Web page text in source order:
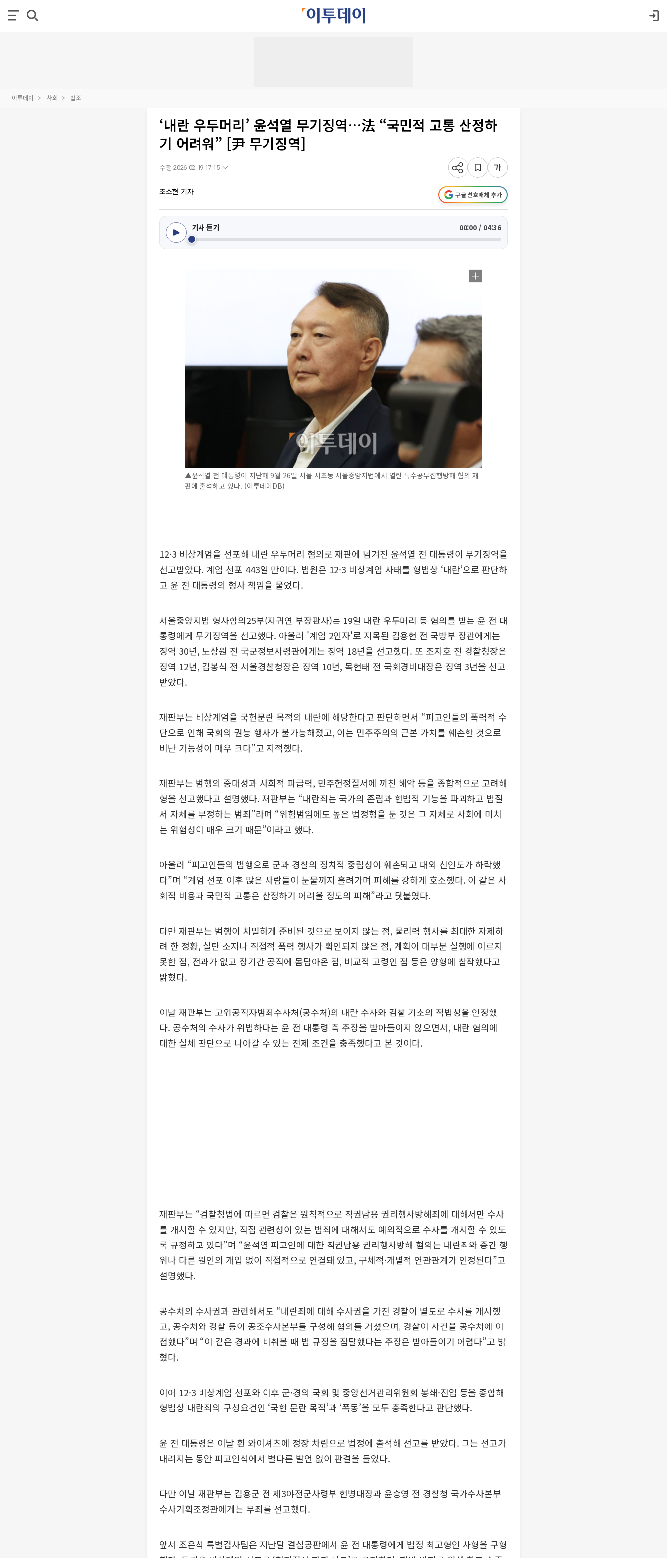
이투데이 사회 법조
‘내란 우두머리’ 윤석열 무기징역…法 “국민적 고통 산정하
기 어려워” [尹 무기징역]
수정 2026-02-19 17:15
조소현 기자 구글 선호매체 추가
기사 듣기 00:00 / 04:36
▲윤석열 전 대통령이 지난해 9월 26일 서울 서초동 서울중앙지법에서 열린 특수공무집행방해 혐의 재
판에 출석하고 있다. (이투데이DB)
12·3 비상계엄을 선포해 내란 우두머리 혐의로 재판에 넘겨진 윤석열 전 대통령이 무기징역을
선고받았다. 계엄 선포 443일 만이다. 법원은 12·3 비상계엄 사태를 형법상 ‘내란’으로 판단하
고 윤 전 대통령의 형사 책임을 물었다.
서울중앙지법 형사합의25부(지귀연 부장판사)는 19일 내란 우두머리 등 혐의를 받는 윤 전 대
통령에게 무기징역을 선고했다. 아울러 '계엄 2인자'로 지목된 김용현 전 국방부 장관에게는
징역 30년, 노상원 전 국군정보사령관에게는 징역 18년을 선고했다. 또 조지호 전 경찰청장은
징역 12년, 김봉식 전 서울경찰청장은 징역 10년, 목현태 전 국회경비대장은 징역 3년을 선고
받았다.
재판부는 비상계엄을 국헌문란 목적의 내란에 해당한다고 판단하면서 “피고인들의 폭력적 수
단으로 인해 국회의 권능 행사가 불가능해졌고, 이는 민주주의의 근본 가치를 훼손한 것으로
비난 가능성이 매우 크다”고 지적했다.
재판부는 범행의 중대성과 사회적 파급력, 민주헌정질서에 끼친 해악 등을 종합적으로 고려해
형을 선고했다고 설명했다. 재판부는 “내란죄는 국가의 존립과 헌법적 기능을 파괴하고 법질
서 자체를 부정하는 범죄”라며 “위험범임에도 높은 법정형을 둔 것은 그 자체로 사회에 미치
는 위험성이 매우 크기 때문”이라고 했다.
아울러 “피고인들의 범행으로 군과 경찰의 정치적 중립성이 훼손되고 대외 신인도가 하락했
다”며 “계엄 선포 이후 많은 사람들이 눈물까지 흘려가며 피해를 강하게 호소했다. 이 같은 사
회적 비용과 국민적 고통은 산정하기 어려울 정도의 피해”라고 덧붙였다.
다만 재판부는 범행이 치밀하게 준비된 것으로 보이지 않는 점, 물리력 행사를 최대한 자제하
려 한 정황, 실탄 소지나 직접적 폭력 행사가 확인되지 않은 점, 계획이 대부분 실행에 이르지
못한 점, 전과가 없고 장기간 공직에 몸담아온 점, 비교적 고령인 점 등은 양형에 참작했다고
밝혔다.
이날 재판부는 고위공직자범죄수사처(공수처)의 내란 수사와 검찰 기소의 적법성을 인정했
다. 공수처의 수사가 위법하다는 윤 전 대통령 측 주장을 받아들이지 않으면서, 내란 혐의에
대한 실체 판단으로 나아갈 수 있는 전제 조건을 충족했다고 본 것이다.
재판부는 “검찰청법에 따르면 검찰은 원칙적으로 직권남용 권리행사방해죄에 대해서만 수사
를 개시할 수 있지만, 직접 관련성이 있는 범죄에 대해서도 예외적으로 수사를 개시할 수 있도
록 규정하고 있다”며 “윤석열 피고인에 대한 직권남용 권리행사방해 혐의는 내란죄와 중간 행
위나 다른 원인의 개입 없이 직접적으로 연결돼 있고, 구체적·개별적 연관관계가 인정된다”고
설명했다.
공수처의 수사권과 관련해서도 “내란죄에 대해 수사권을 가진 경찰이 별도로 수사를 개시했
고, 공수처와 경찰 등이 공조수사본부를 구성해 협의를 거쳤으며, 경찰이 사건을 공수처에 이
첩했다”며 “이 같은 경과에 비춰볼 때 법 규정을 잠탈했다는 주장은 받아들이기 어렵다”고 밝
혔다.
이어 12·3 비상계엄 선포와 이후 군·경의 국회 및 중앙선거관리위원회 봉쇄·진입 등을 종합해
형법상 내란죄의 구성요건인 ‘국헌 문란 목적’과 ‘폭동’을 모두 충족한다고 판단했다.
윤 전 대통령은 이날 흰 와이셔츠에 정장 차림으로 법정에 출석해 선고를 받았다. 그는 선고가
내려지는 동안 피고인석에서 별다른 발언 없이 판결을 들었다.
다만 이날 재판부는 김용군 전 제3야전군사령부 헌병대장과 윤승영 전 경찰청 국가수사본부
수사기획조정관에게는 무죄를 선고했다.
앞서 조은석 특별검사팀은 지난달 결심공판에서 윤 전 대통령에게 법정 최고형인 사형을 구형